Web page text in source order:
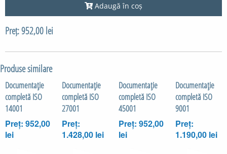
Adaugă în coș
Preț: 952,00 lei
Produse similare
Documentaţie
completă ISO
14001
Preț: 952,00
lei
Documentaţie
completă ISO
27001
Preț:
1.428,00 lei
Documentaţie
completă ISO
45001
Preț: 952,00
lei
Documentaţie
completă ISO
9001
Preț:
1.190,00 lei